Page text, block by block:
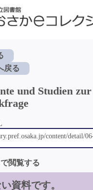
戻る
und Studien zur
閲覧する
資料です。